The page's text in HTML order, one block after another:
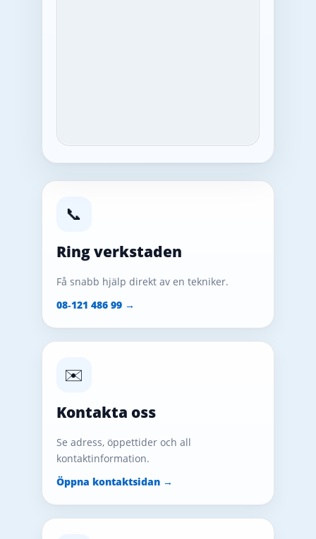
📞
Ring verkstaden
Få snabb hjälp direkt av en tekniker.
08‑121 486 99 →
✉️
Kontakta oss
Se adress, öppettider och all
kontaktinformation.
Öppna kontaktsidan →